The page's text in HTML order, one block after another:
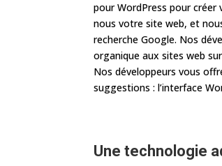
pour WordPress pour
nous votre site web, et
recherche Google. Nos
organique aux sites web
Nos développeurs vous
suggestions : l’interface
Une technologie